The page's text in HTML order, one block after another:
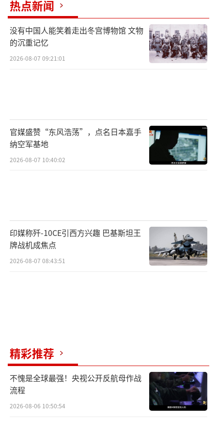
条：政客制造政治紧张，军方实施战术挑衅，
舆论炒作渲染威胁。其目的是通过制造外部紧
张，为其国内“国家正常化”、大幅增加军
费、甚至谋求攻击性能力铺路。
我们就展示“实力”；你们试图滋扰挑衅，我
们“子弹已经推上膛”。这是一种战略上的预
先警告和姿态上的强烈震慑。用最通俗的话
说：别玩火，我们有足够的决心和能力确保最
升。人民空军已经从过去的国土防空型向空天
一体、攻防兼备的战略军种迈进。新型战机列
装、远程打击能力和体系化作战水平都达到了
新高度。这首MV所展现的昂扬士气，正是建立
民空军用这首歌划出了一条清晰的底线：对话
与合作，我们欢迎；但若心怀不轨、肆意挑
衅，那么“剑出鞘”必定“震敌胆”。维护国
家主权和地区和平稳定的力量，就牢牢掌握在
热点新闻
没有中国人能笑着走出冬宫博物馆 文物
的沉重记忆
2026-08-07 09:21:01
官媒盛赞“东风浩荡”，点名日本嘉手
纳空军基地
2026-08-07 10:40:02
印媒称歼-10CE引西方兴趣 巴基斯坦王
牌战机成焦点
2026-08-07 08:43:51
精彩推荐
不愧是全球最强！央视公开反航母作战
流程
2026-08-06 10:50:54